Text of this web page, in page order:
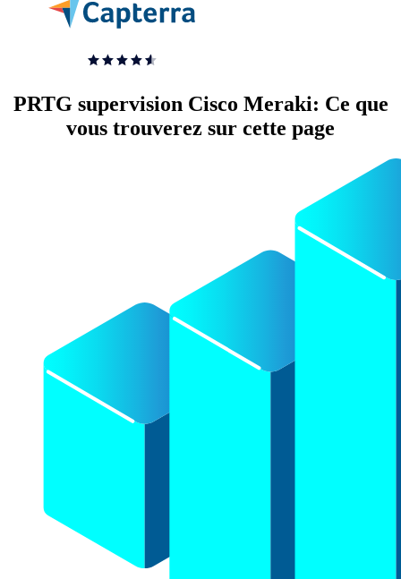
PRTG supervision Cisco Meraki: Ce que
vous trouverez sur cette page